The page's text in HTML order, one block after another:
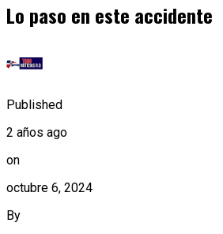
Lo paso en este accidente
Published
2 años ago
on
octubre 6, 2024
By